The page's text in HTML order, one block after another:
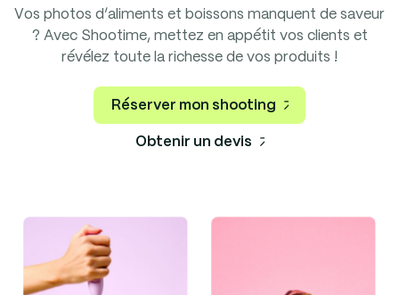
Vos photos d’aliments et boissons manquent de saveur
? Avec Shootime, mettez en appétit vos clients et
révélez toute la richesse de vos produits !
Réserver mon shooting
Obtenir un devis